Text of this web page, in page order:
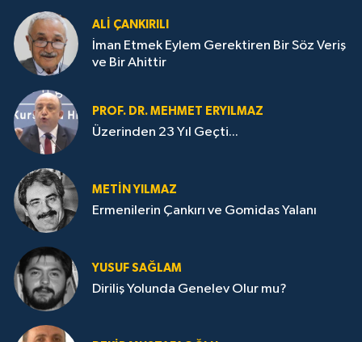
ALI ÇANKIRILI
İman Etmek Eylem Gerektiren Bir Söz Veriş
ve Bir Ahittir
PROF. DR. MEHMET ERYILMAZ
Üzerinden 23 Yıl Geçti...
METIN YILMAZ
Ermenilerin Çankırı ve Gomidas Yalanı
YUSUF SAĞLAM
Diriliş Yolunda Genelev Olur mu?